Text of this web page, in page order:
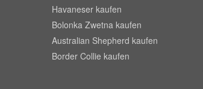
Havaneser kaufen
Bolonka Zwetna kaufen
Australian Shepherd kaufen
Border Collie kaufen